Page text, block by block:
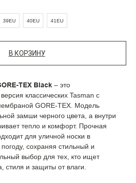
39EU 40EU 41EU
В КОРЗИНУ
TEX Black – это
классических Tasman с
GORE-TEX. Модель
замши черного цвета, а внутри
тепло и комфорт. Прочная
для уличной носки в
сохраняя стильный и
выбор для тех, кто ищет
и защиты от влаги.